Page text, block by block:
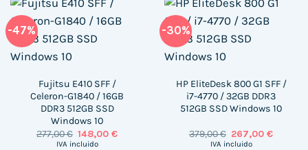
-47%
Fujitsu E410 SFF /
Celeron-G1840 / 16GB
DDR3 512GB SSD
Windows 10
277,00€ El
precio
148,00€El
IVA incluido
-30%
HP EliteDesk 800 G1 SFF /
i7-4770 / 32GB DDR3
512GB SSD Windows 10
379,00€ El
precio
267,00€El
IVA incluido